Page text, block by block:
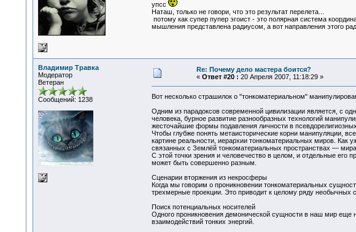
упсс
Наташ, только не говори, что это результат перелета...
потому как супер пупер эгоист - это полярная система
мышления представлена радиусом, а вот направления этого
Владимир Травка
Модератор
Ветеран
Сообщений: 1238
Re: Почему дело мастера боится?
« Ответ #20 : 20 Апреля 2007, 11:18:29 »
Вот несколько страшилок о "тонкоматериальном"
Одним из парадоксов современной цивилизации является, с
человека, бурное развитие разнообразных технологий
жесточайшие формы подавления личности в
Чтобы глубже понять метаисторические корни манипуляции,
картине реальности, иерархии тонкоматериальных миров. Как
связанных с Землёй тонкоматериальных пространствах —
С этой точки зрения и человечество в целом, и отдельные его
может быть совершенно разным.
Сценарии вторжения из некросферы
Когда мы говорим о проникновении тонкоматериальных
трехмерные проекции. Это приводит к целому ряду необычных
Поиск потенциальных носителей
Одного проникновения демонической сущности в наш мир еще
взаимодействий тонких энергий.